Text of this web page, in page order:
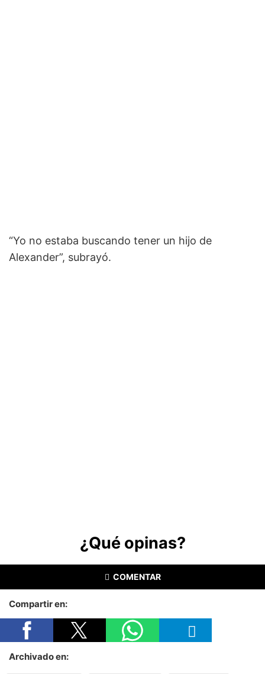
“Yo no estaba buscando tener un hijo de
Alexander”, subrayó.
¿Qué opinas?
COMENTAR
Compartir en:
Archivado en: